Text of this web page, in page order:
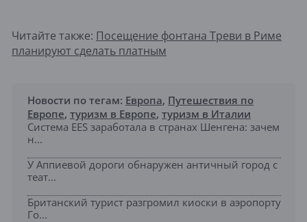
Читайте также: Посещение фонтана Треви в Риме
планируют сделать платным
Новости по тегам: Европа, Путешествия по
Европе, туризм в Европе, туризм в Италии
Система EES заработала в странах Шенгена: зачем
н...
У Аппиевой дороги обнаружен античный город с
теат...
Британский турист разгромил киоски в аэропорту
Го...